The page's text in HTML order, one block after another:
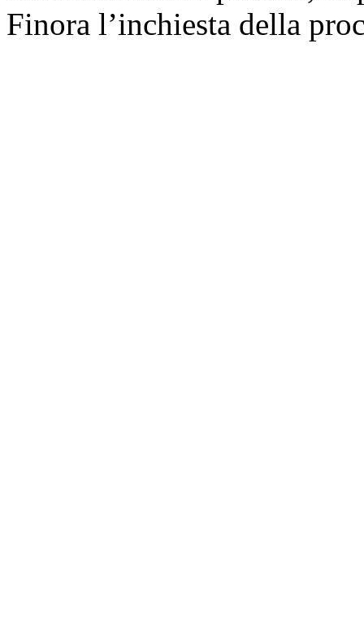
Finora l’inchiesta della